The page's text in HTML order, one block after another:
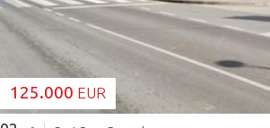
125.000 EUR